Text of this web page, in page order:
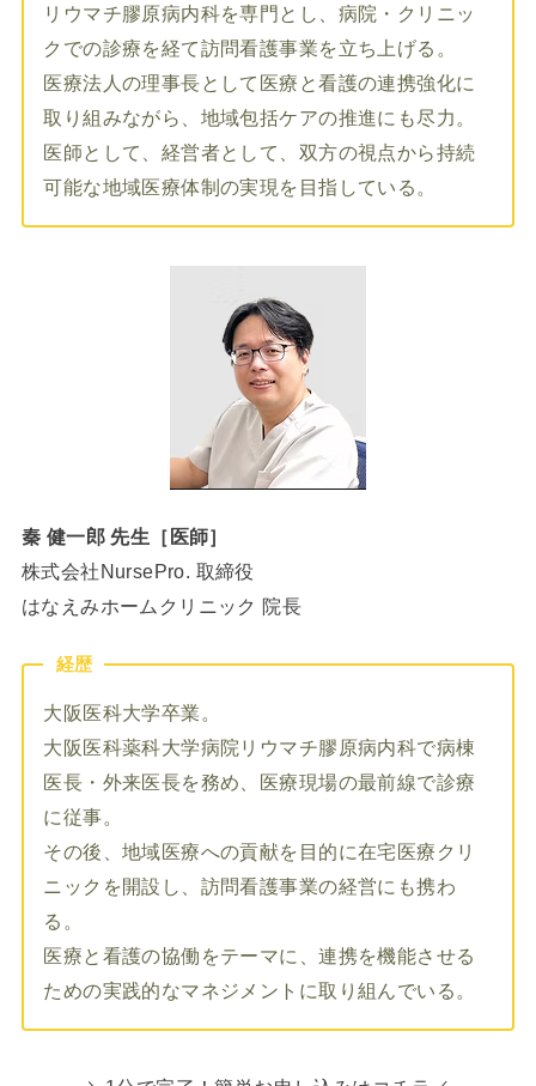
リウマチ膠原病内科を専門とし、病院・クリニッ
クでの診療を経て訪問看護事業を立ち上げる。
医療法人の理事長として医療と看護の連携強化に
取り組みながら、地域包括ケアの推進にも尽力。
医師として、経営者として、双方の視点から持続
可能な地域医療体制の実現を目指している。
秦 健一郎 先生［医師］
株式会社NursePro. 取締役
はなえみホームクリニック 院長
経歴
大阪医科大学卒業。
大阪医科薬科大学病院リウマチ膠原病内科で病棟
医長・外来医長を務め、医療現場の最前線で診療
に従事。
その後、地域医療への貢献を目的に在宅医療クリ
ニックを開設し、訪問看護事業の経営にも携わ
る。
医療と看護の協働をテーマに、連携を機能させる
ための実践的なマネジメントに取り組んでいる。